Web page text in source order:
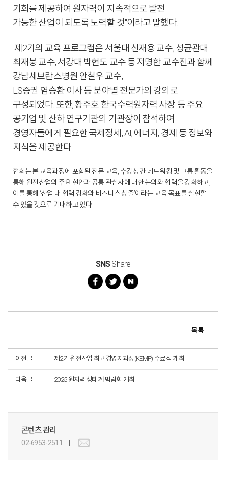
기회를 제공하여 원자력이 지속적으로 발전
가능한 산업이 되도록 노력할 것"이라고 말했다.
제2기의 교육 프로그램은 서울대 신재용 교수, 성균관대
최재붕 교수, 서강대 박현도 교수 등 저명한 교수진과 함께
강남세브란스병원 안철우 교수,
LS증권 염승환 이사 등 분야별 전문가의 강의로
구성되었다. 또한, 황주호 한국수력원자력 사장 등 주요
공기업 및 산하 연구기관의 기관장이 참석하여
경영자들에게 필요한 국제정세, AI, 에너지, 경제 등 정보와
지식을 제공한다.
협회는 본 교육과정에 포함된 전문 교육, 수강생 간 네트워킹 및 그룹 활동을
통해 원전산업의 주요 현안과 공통 관심사에 대한 논의와 협력을 강화하고,
이를 통해 ‘산업 내 협력 강화와 비즈니스 창출’이라는 교육 목표를 실현할
수 있을 것으로 기대하고 있다.
SNSShare
목록
이전글 제2기 원전산업 최고경영자과정(KEMP) 수료식 개최
다음글 2025 원자력 생태계 박람회 개최
콘텐츠 관리
02-6953-2511